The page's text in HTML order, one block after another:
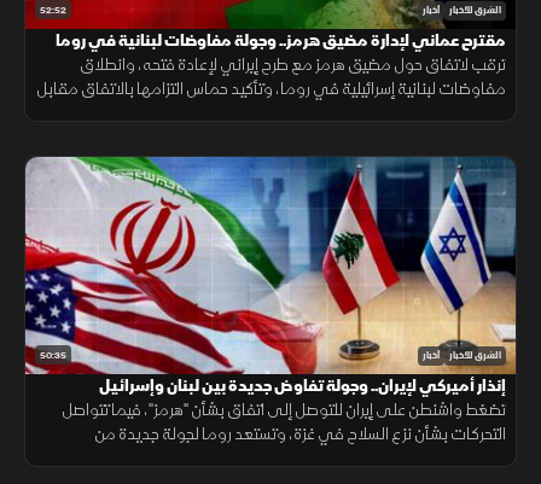
52:52 الشرق للأخبار أخبار
مقترح عماني لإدارة مضيق هرمز.. وجولة مفاوضات لبنانية في روما
ترقب لاتفاق حول مضيق هرمز مع طرح إيراني لإعادة فتحه، وانطلاق
مفاوضات لبنانية إسرائيلية في روما، وتأكيد حماس التزامها بالاتفاق مقابل
50:35 الشرق للأخبار أخبار
إنذار أميركي لإيران.. وجولة تفاوض جديدة بين لبنان وإسرائيل
تضغط واشنطن على إيران للتوصل إلى اتفاق بشأن "هرمز"، فيما تتواصل
التحركات بشأن نزع السلاح في غزة، وتستعد روما لجولة جديدة من